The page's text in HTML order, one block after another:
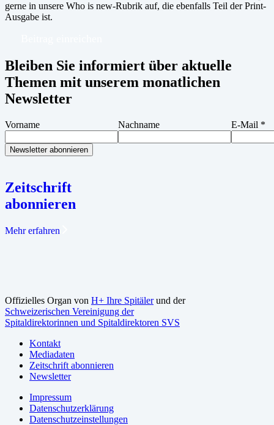
gerne in unsere Who is new-Rubrik auf, die ebenfalls Teil der Print-
Ausgabe ist.
Bleiben Sie informiert über aktuelle
Themen mit unserem monatlichen
Newsletter
Vorname Nachname E-Mail *
Zeitschrift
abonnieren
Mehr erfahren
Offizielles Organ von H+ Ihre Spitälerund der
Schweizerischen Vereinigung der
Spitaldirektorinnen und Spitaldirektoren SVS
Kontakt
Mediadaten
Zeitschrift abonnieren
Newsletter
Impressum
Datenschutzerklärung
Datenschutzeinstellungen